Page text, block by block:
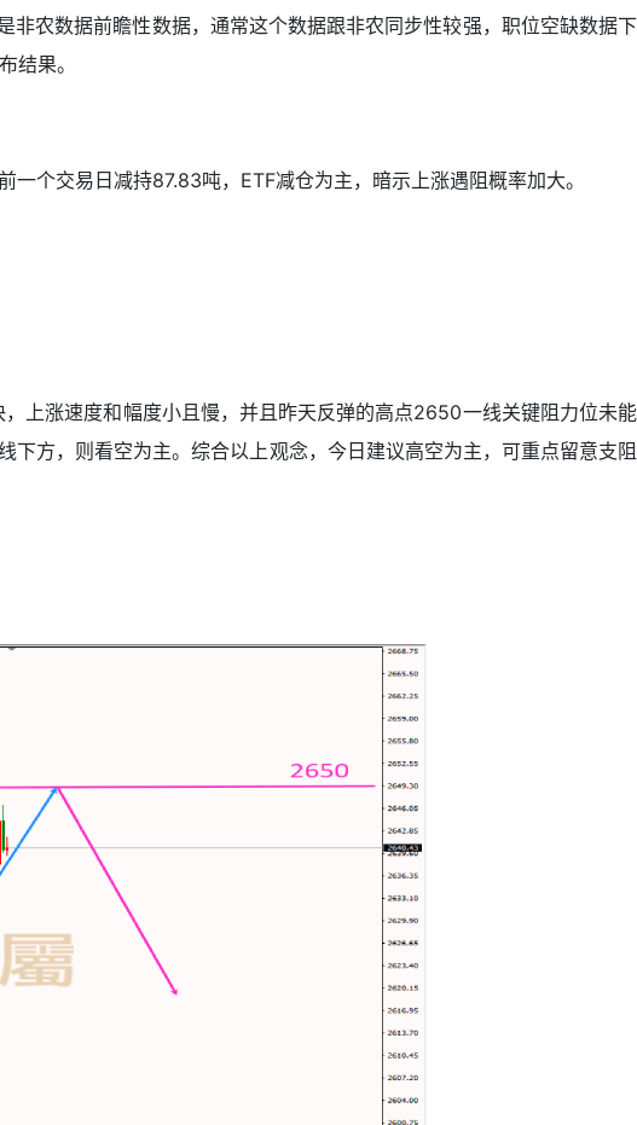
农数据前瞻性数据，通常这个数据跟非农同步性较强，职位空缺数据下
结果。
个交易日减持87.83吨，ETF减仓为主，暗示上涨遇阻概率加大。
上涨速度和幅度小且慢，并且昨天反弹的高点2650一线关键阻力位未能
方，则看空为主。综合以上观念，今日建议高空为主，可重点留意支阻